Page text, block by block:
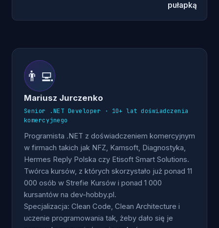
pułapką
👨‍💻
Mariusz Jurczenko
Senior .NET Developer · 10+ lat doświadczenia
komercyjnego
Programista .NET z doświadczeniem komercyjnym
w firmach takich jak NFZ, Kamsoft, Diagnostyka,
Hermes Reply Polska czy Etisoft Smart Solutions.
Twórca kursów, z których skorzystało już ponad 11
000 osób w Strefie Kursów i ponad 1 000
kursantów na dev-hobby.pl.
Specjalizacja: Clean Code, Clean Architecture i
uczenie programowania tak, żeby dało się je